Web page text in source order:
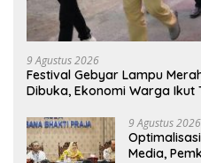
9 Agustus 2026
Festival Gebyar Lampu
Dibuka, Ekonomi Warga Ikut
9 Agustus 2026
Media,